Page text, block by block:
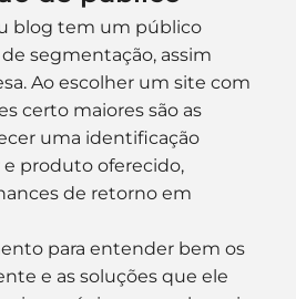
blog tem um público
segmentação, assim
Ao escolher um site com
certo maiores são as
uma identificação
produto oferecido,
de retorno em
para entender bem os
e as soluções que ele